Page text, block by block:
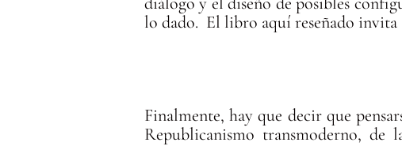
lo dado. El libro aquí reseñado invita
Finalmente, hay que decir que
Republicanismo transmoderno,